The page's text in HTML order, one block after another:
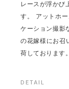
レースが浮かび
す。 アットホ
ケーション撮影
の花嫁様にお召
荷しております。
DETAIL